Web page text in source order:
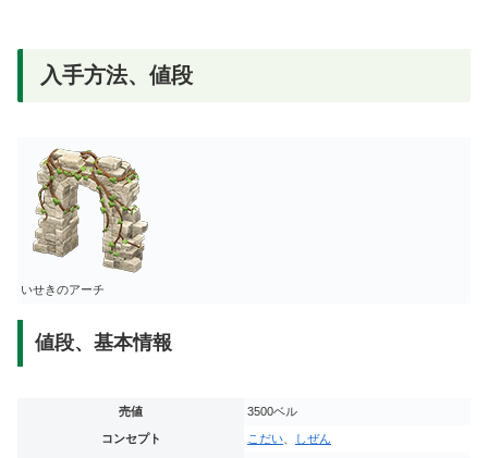
入手方法、値段
いせきのアーチ
値段、基本情報
売値 3500ベル
コンセプト こだい、 しぜん